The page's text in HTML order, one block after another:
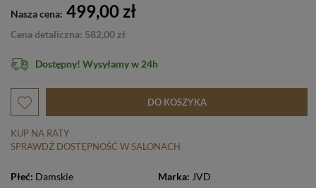
Nasza cena: 499,00 zł
Cena detaliczna: 582,00 zł
Dostępny! Wysyłamy w 24h
DO KOSZYKA
KUP NA RATY
SPRAWDŹ DOSTĘPNOŚĆ W SALONACH
Płeć: Damskie Marka: JVD